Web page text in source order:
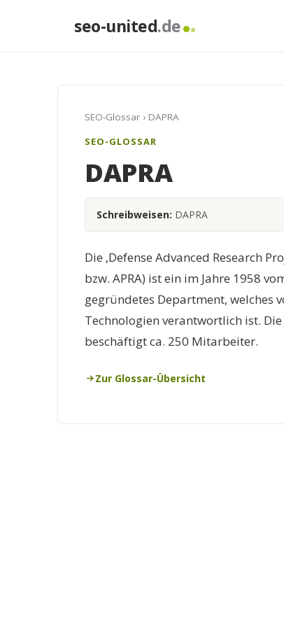
seo-united.de
SEO-Glossar › DAPRA
SEO-GLOSSAR
DAPRA
Schreibweisen: DAPRA
Die ‚Defense Advanced Research
bzw. APRA) ist ein im Jahre 1958
gegründetes Department, welches
Technologien verantwortlich ist.
beschäftigt ca. 250 Mitarbeiter.
Zur Glossar-Übersicht